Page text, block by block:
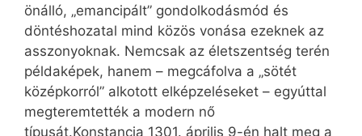
önálló, „emancipált” gondolkodásmód és
döntéshozatal mind közös vonása ezeknek az
asszonyoknak. Nemcsak az életszentség terén
példaképek, hanem – megcáfolva a „sötét
középkorról” alkotott elképzeléseket – egyúttal
megteremtették a modern nő
típusát.Konstancia 1301. április 9-én halt meg a